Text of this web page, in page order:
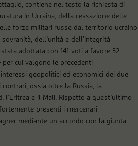
contiene nel testo la richiesta di
in Ucraina, della cessazione delle
forze militari russe dal territorio ucraino
dell’unità e dell’integrità
adottata con 141 voti a favore 32
per cui valgono le precedenti
geopolitici ed economici dei due
contrari, ossia oltre la Russia, la
l’Eritrea e il Mali. Rispetto a quest’ultimo
presenti i mercenari
mediante un accordo con la giunta